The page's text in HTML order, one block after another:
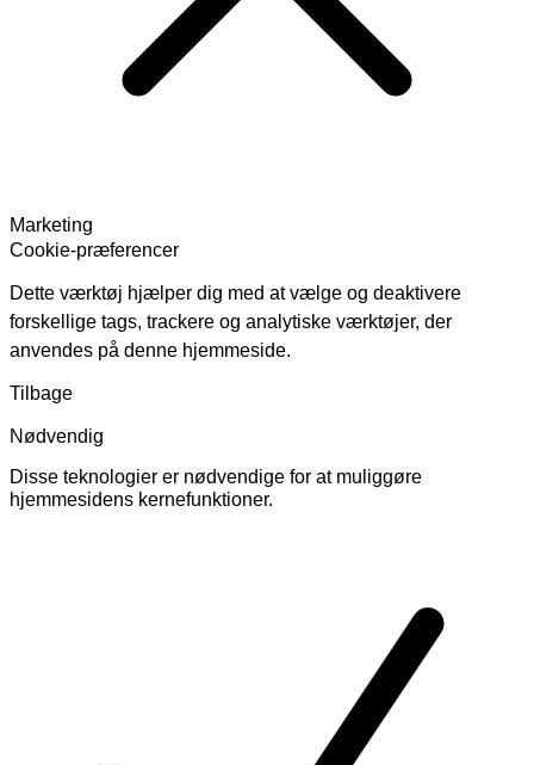
Marketing
Cookie-præferencer
Dette værktøj hjælper dig med at vælge og deaktivere
forskellige tags, trackere og analytiske værktøjer, der
anvendes på denne hjemmeside.
Tilbage
Nødvendig
Disse teknologier er nødvendige for at muliggøre
hjemmesidens kernefunktioner.